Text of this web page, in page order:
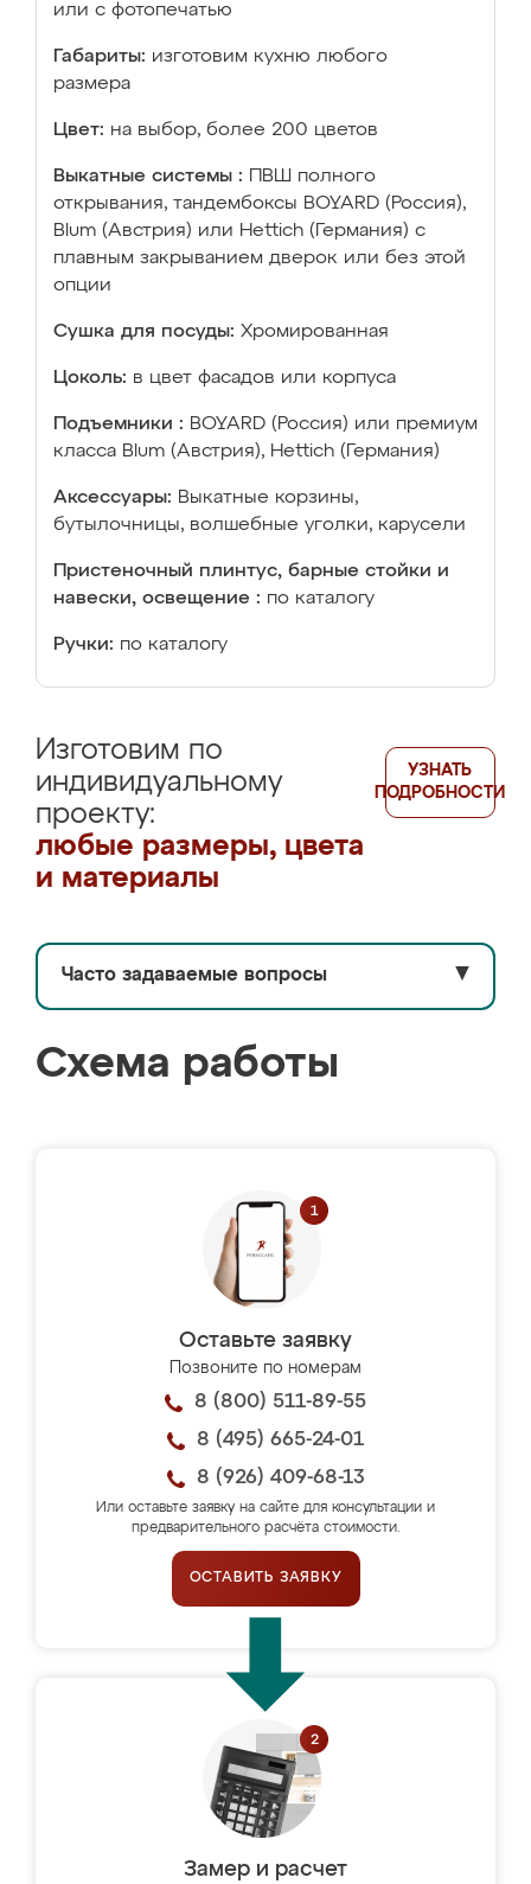
или с фотопечатью
Габариты: изготовим кухню любого
размера
Цвет: на выбор, более 200 цветов
Выкатные системы :
ПВШ полного
открывания, тандембоксы BOYARD (Россия),
Blum (Австрия) или Hettich (Германия) с
плавным закрыванием дверок или без этой
опции
Сушка для посуды: Хромированная
Цоколь: в цвет фасадов или корпуса
Подъемники : BOYARD (Россия) или премиум
класса Blum (Австрия), Hettich (Германия)
Аксессуары: Выкатные корзины,
бутылочницы, волшебные уголки, карусели
Пристеночный плинтус, барные стойки и
навески, освещение : по каталогу
Ручки: по каталогу
Изготовим по
индивидуальному
проекту:
любые размеры, цвета
и материалы
УЗНАТЬ
ПОДРОБНОСТИ
Часто задаваемые вопросы ▼
Схема работы
Оставьте заявку
Позвоните по номерам
8 (800) 511-89-55
8 (495) 665-24-01
8 (926) 409-68-13
Или оставьте заявку на сайте для консультации и
предварительного расчёта стоимости.
ОСТАВИТЬ ЗАЯВКУ
Замер и расчет